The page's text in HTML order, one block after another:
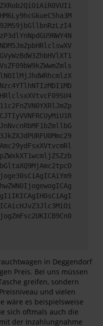
in Deggendorf
Preis. Bei uns müssen
greifen, sondern
und vielen
wäre es beispielsweise
sich oftmals auch die
der Inzahlungnahme